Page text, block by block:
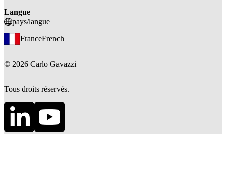
Langue
pays/langue
FranceFrench
© 2026 Carlo Gavazzi
Tous droits réservés.